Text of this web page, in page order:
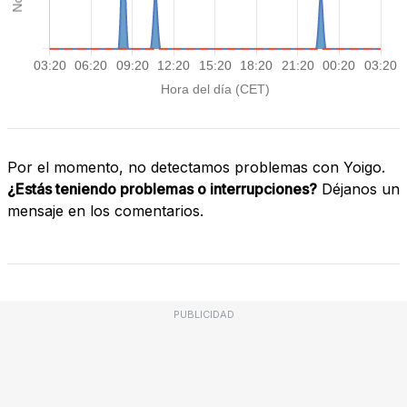
Por el momento, no detectamos problemas con Yoigo.
¿Estás teniendo problemas o interrupciones? Déjanos un
mensaje en los comentarios.
PUBLICIDAD